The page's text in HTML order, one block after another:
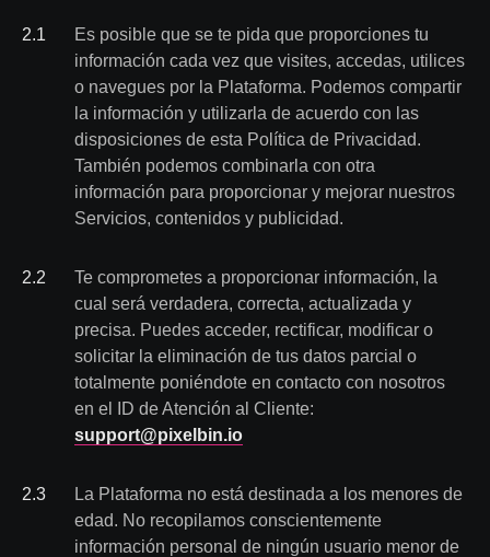
2.1
Es posible que se te pida que proporciones tu
información cada vez que visites, accedas, utilices
o navegues por la Plataforma. Podemos compartir
la información y utilizarla de acuerdo con las
disposiciones de esta Política de Privacidad.
También podemos combinarla con otra
información para proporcionar y mejorar nuestros
Servicios, contenidos y publicidad.
2.2
Te comprometes a proporcionar información, la
cual será verdadera, correcta, actualizada y
precisa. Puedes acceder, rectificar, modificar o
solicitar la eliminación de tus datos parcial o
totalmente poniéndote en contacto con nosotros
en el ID de Atención al Cliente:
support@pixelbin.io
2.3
La Plataforma no está destinada a los menores de
edad. No recopilamos conscientemente
información personal de ningún usuario menor de